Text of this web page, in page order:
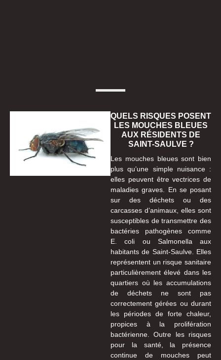
QUELS RISQUES POSENT
LES MOUCHES BLEUES
AUX RÉSIDENTS DE
SAINT-SAULVE ?
Les mouches bleues sont bien
plus qu’une simple nuisance :
elles peuvent être vectrices de
maladies graves. En se posant
sur des déchets ou des
carcasses d’animaux, elles sont
susceptibles de transmettre des
bactéries pathogènes comme
E. coli ou Salmonella aux
habitants de Saint-Saulve. Elles
représentent un risque sanitaire
particulièrement élevé dans les
quartiers où les accumulations
de déchets ne sont pas
correctement gérées ou durant
les périodes de forte chaleur,
propices à la prolifération
bactérienne. Outre les risques
pour la santé, la présence
continue de mouches peut